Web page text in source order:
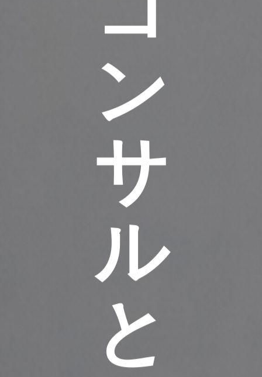
ン
サ
ル
と